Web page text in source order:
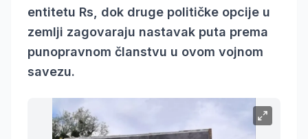
entitetu Rs, dok druge političke opcije u
zemlji zagovaraju nastavak puta prema
punopravnom članstvu u ovom vojnom
savezu.